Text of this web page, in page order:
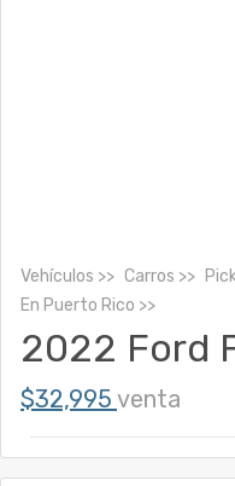
Vehículos Carros
En Puerto Rico
2022 Ford
$32,995 venta